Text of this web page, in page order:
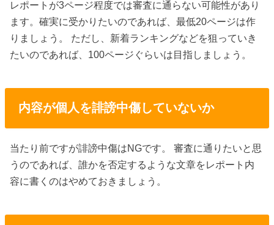
レポートが3ページ程度では審査に通らない可能性があり
ます。確実に受かりたいのであれば、最低20ページは作
りましょう。 ただし、新着ランキングなどを狙っていき
たいのであれば、100ページぐらいは目指しましょう。
内容が個人を誹謗中傷していないか
当たり前ですが誹謗中傷はNGです。 審査に通りたいと思
うのであれば、誰かを否定するような文章をレポート内
容に書くのはやめておきましょう。